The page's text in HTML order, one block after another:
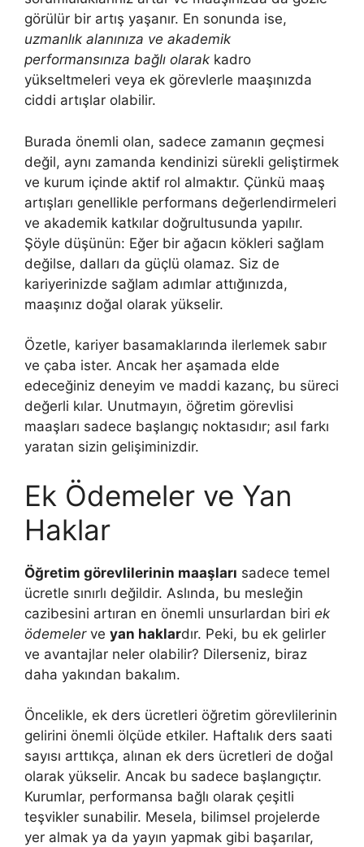
görülür bir artış yaşanır. En sonunda ise,
uzmanlık alanınıza ve akademik
performansınıza bağlı olarak kadro
yükseltmeleri veya ek görevlerle maaşınızda
ciddi artışlar olabilir.
Burada önemli olan, sadece zamanın geçmesi
değil, aynı zamanda kendinizi sürekli geliştirmek
ve kurum içinde aktif rol almaktır. Çünkü maaş
artışları genellikle performans değerlendirmeleri
ve akademik katkılar doğrultusunda yapılır.
Şöyle düşünün: Eğer bir ağacın kökleri sağlam
değilse, dalları da güçlü olamaz. Siz de
kariyerinizde sağlam adımlar attığınızda,
maaşınız doğal olarak yükselir.
Özetle, kariyer basamaklarında ilerlemek sabır
ve çaba ister. Ancak her aşamada elde
edeceğiniz deneyim ve maddi kazanç, bu süreci
değerli kılar. Unutmayın, öğretim görevlisi
maaşları sadece başlangıç noktasıdır; asıl farkı
yaratan sizin gelişiminizdir.
Ek Ödemeler ve Yan
Haklar
Öğretim görevlilerinin maaşları sadece temel
ücretle sınırlı değildir. Aslında, bu mesleğin
cazibesini artıran en önemli unsurlardan biri ek
ödemelerve yan haklardır. Peki, bu ek gelirler
ve avantajlar neler olabilir? Dilerseniz, biraz
daha yakından bakalım.
Öncelikle, ek ders ücretleri öğretim görevlilerinin
gelirini önemli ölçüde etkiler. Haftalık ders saati
sayısı arttıkça, alınan ek ders ücretleri de doğal
olarak yükselir. Ancak bu sadece başlangıçtır.
Kurumlar, performansa bağlı olarak çeşitli
teşvikler sunabilir. Mesela, bilimsel projelerde
yer almak ya da yayın yapmak gibi başarılar,